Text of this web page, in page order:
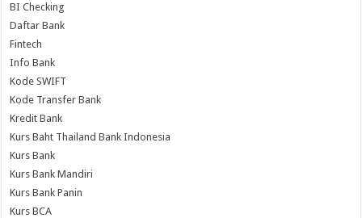
BI Checking
Daftar Bank
Fintech
Info Bank
Kode SWIFT
Kode Transfer Bank
Kredit Bank
Kurs Baht Thailand Bank Indonesia
Kurs Bank
Kurs Bank Mandiri
Kurs Bank Panin
Kurs BCA